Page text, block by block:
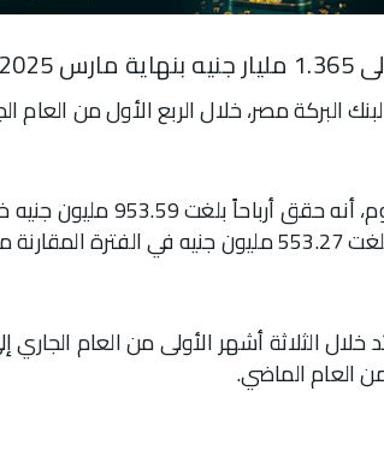
البركة مصر، خلال الربع الأول من العام
وأوضح البنك في بيان للبورصة